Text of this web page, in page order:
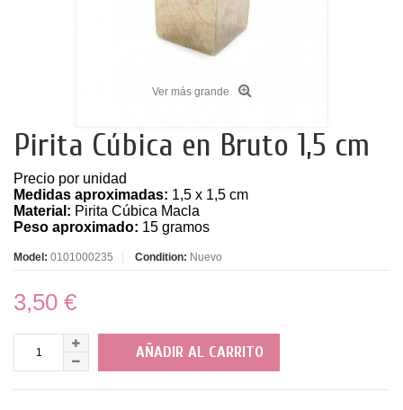
Ver más grande
Pirita Cúbica en Bruto 1,5 cm
Precio por unidad
Medidas aproximadas: 1,5 x 1,5 cm
Material: Pirita Cúbica Macla
Peso aproximado: 15 gramos
Model: 0101000235 Condition: Nuevo
3,50 €
AÑADIR AL CARRITO